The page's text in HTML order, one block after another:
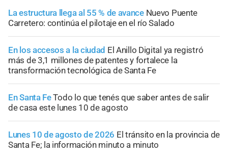
La estructura llega al 55 % de avance Nuevo Puente
Carretero: continúa el pilotaje en el río Salado
En los accesos a la ciudad El Anillo Digital ya registró
más de 3,1 millones de patentes y fortalece la
transformación tecnológica de Santa Fe
En Santa FeTodo lo que tenés que saber antes de salir
de casa este lunes 10 de agosto
Lunes 10 de agosto de 2026 El tránsito en la provincia de
Santa Fe; la información minuto a minuto